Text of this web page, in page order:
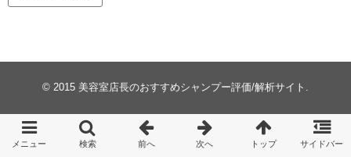
© 2015 美容室店長のおすすめシャンプー評価/解析サイト